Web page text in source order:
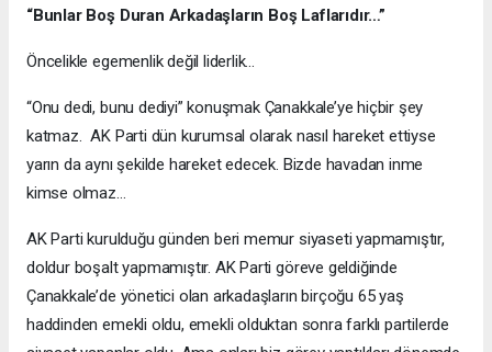
“Bunlar Boş Duran Arkadaşların Boş Laflarıdır…”
Öncelikle egemenlik değil liderlik…
“Onu dedi, bunu dediyi” konuşmak Çanakkale’ye hiçbir şey
katmaz. AK Parti dün kurumsal olarak nasıl hareket ettiyse
yarın da aynı şekilde hareket edecek. Bizde havadan inme
kimse olmaz…
AK Parti kurulduğu günden beri memur siyaseti yapmamıştır,
doldur boşalt yapmamıştır. AK Parti göreve geldiğinde
Çanakkale’de yönetici olan arkadaşların birçoğu 65 yaş
haddinden emekli oldu, emekli olduktan sonra farklı partilerde